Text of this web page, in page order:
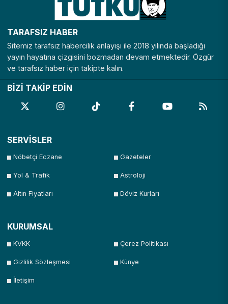
TARAFSIZ HABER
Sitemiz tarafsız habercilik anlayışı ile 2018 yılında başladığı
yayın hayatına çizgisini bozmadan devam etmektedir. Özgür
ve tarafsız haber için takipte kalın.
BİZİ TAKİP EDİN
SERVİSLER
Nöbetçi Eczane Gazeteler
Yol & Trafik Astroloji
Altın Fiyatları Döviz Kurları
KURUMSAL
KVKK Çerez Politikası
Gizlilik Sözleşmesi Künye
İletişim